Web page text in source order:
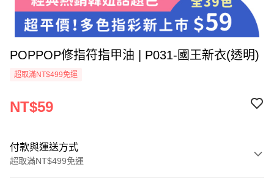
POPPOP修指符指甲油 | P031-國王新衣(透明)
超取滿NT$499免運
NT$59
付款與運送方式
超取滿NT$499免運